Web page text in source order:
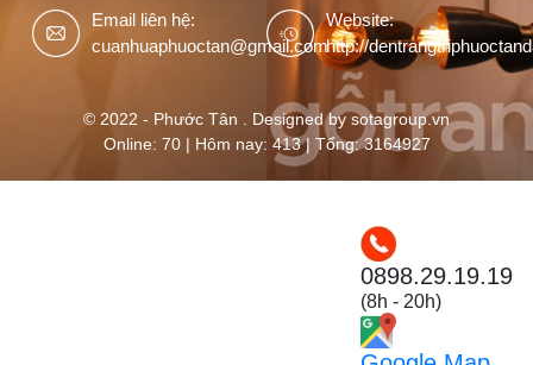
Email liên hệ:
cuanhuaphuoctan@gmail.com
Website:
http://
© 2022 - Phước Tân . Designed by sotagroup.vn
Online: 70 | Hôm nay: 413 | Tổng: 3164927
0898.29.19.19
(8h - 20h)